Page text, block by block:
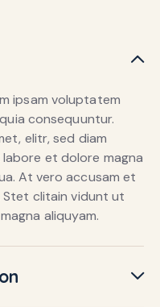
ipsam voluptatem
consequuntur.
elitr, sed diam
et dolore magna
At vero accusam et
clitain vidunt ut
aliquyam.